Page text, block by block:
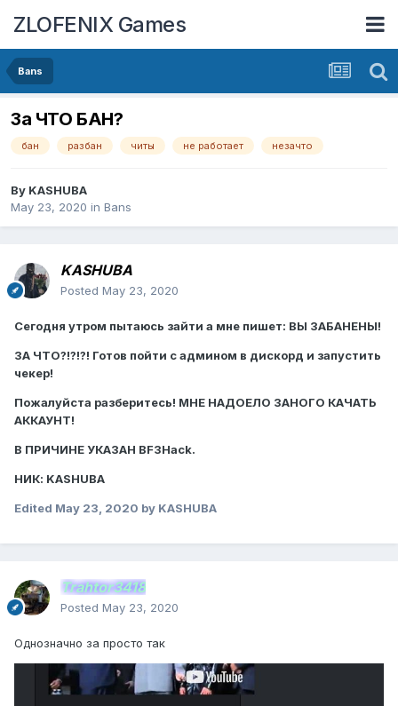
ZLOFENIX Games
Bans
За ЧТО БАН?
бан разбан читы не работает незачто
By KASHUBA
May 23, 2020 in Bans
KASHUBA
Posted May 23, 2020
Сегодня утром пытаюсь зайти а мне пишет: ВЫ ЗАБАНЕНЫ!
ЗА ЧТО?!?!?! Готов пойти с админом в дискорд и запустить
чекер!
Пожалуйста разберитесь! МНЕ НАДОЕЛО ЗАНОГО КАЧАТЬ
АККАУНТ!
В ПРИЧИНЕ УКАЗАН BF3Hack.
НИК: KASHUBA
Edited May 23, 2020 by KASHUBA
Trahtor3418
Posted May 23, 2020
Однозначно за просто так